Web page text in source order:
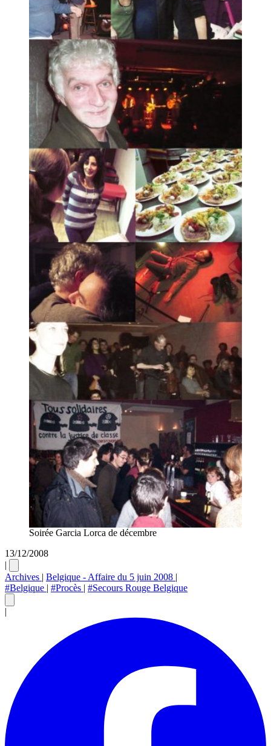
Soirée Garcia Lorca de décembre
13/12/2008
|
Archives | Belgique - Affaire du 5 juin 2008 |
#Belgique | #Procès | #Secours Rouge Belgique
|